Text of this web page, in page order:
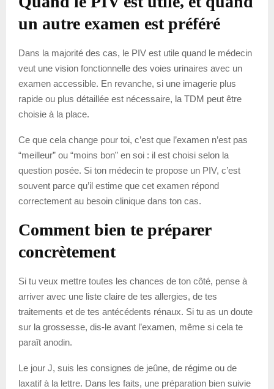
un autre examen est préféré
Dans la majorité des cas, le PIV est utile quand le médecin
veut une vision fonctionnelle des voies urinaires avec un
examen accessible. En revanche, si une imagerie plus
rapide ou plus détaillée est nécessaire, la TDM peut être
choisie à la place.
Ce que cela change pour toi, c’est que l’examen n’est pas
“meilleur” ou “moins bon” en soi : il est choisi selon la
question posée. Si ton médecin te propose un PIV, c’est
souvent parce qu’il estime que cet examen répond
correctement au besoin clinique dans ton cas.
Comment bien te préparer
concrètement
Si tu veux mettre toutes les chances de ton côté, pense à
arriver avec une liste claire de tes allergies, de tes
traitements et de tes antécédents rénaux. Si tu as un doute
sur la grossesse, dis-le avant l’examen, même si cela te
paraît anodin.
Le jour J, suis les consignes de jeûne, de régime ou de
laxatif à la lettre. Dans les faits, une préparation bien suivie